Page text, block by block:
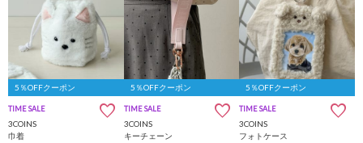
5％OFFクーポン
TIME SALE
3COINS
巾着
5％OFFクーポン
TIME SALE
3COINS
キーチェーン
5％OFFクーポン
TIME SALE
3COINS
フォトケース